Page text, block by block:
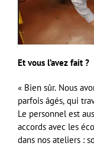
Et vous l’avez fait ?
« Bien sûr. Nous
parfois âgés, qui
Le personnel est
accords avec les
dans nos ateliers :